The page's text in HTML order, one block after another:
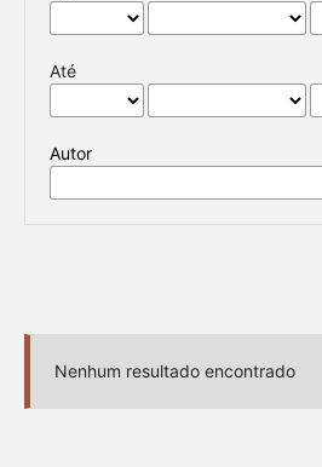
Até
Autor
Nenhum resultado encontrado